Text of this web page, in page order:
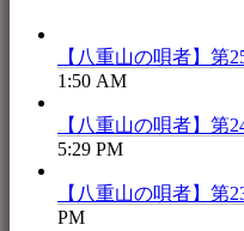
【八重山の唄者】
1:50 AM
【八重山の唄者】
5:29 PM
【八重山の唄者】
PM